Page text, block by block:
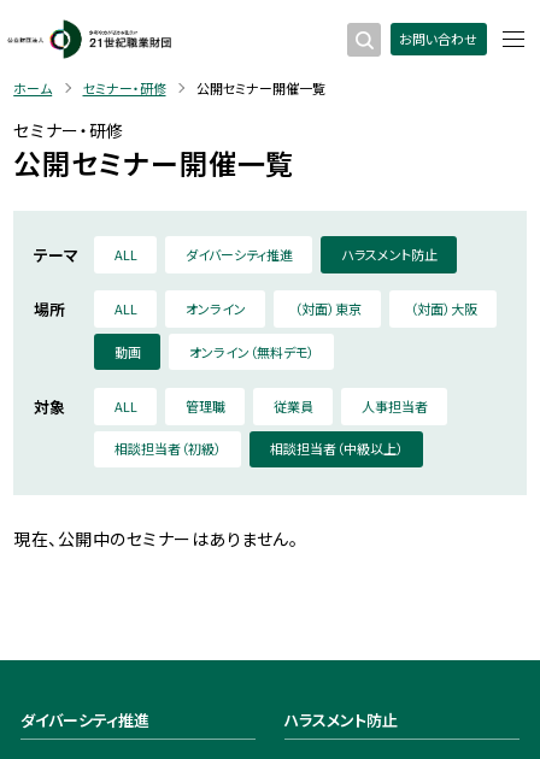
お問い合わせ
ホーム セミナー・研修 公開セミナー開催一覧
セミナー・研修
公開セミナー開催一覧
テーマ ALL ダイバーシティ推進 ハラスメント防止
場所 ALL オンライン （対面）東京 （対面）大阪
動画 オンライン（無料デモ）
対象 ALL 管理職 従業員 人事担当者
相談担当者（初級） 相談担当者（中級以上）
現在、公開中のセミナーはありません。
ダイバーシティ推進 ハラスメント防止